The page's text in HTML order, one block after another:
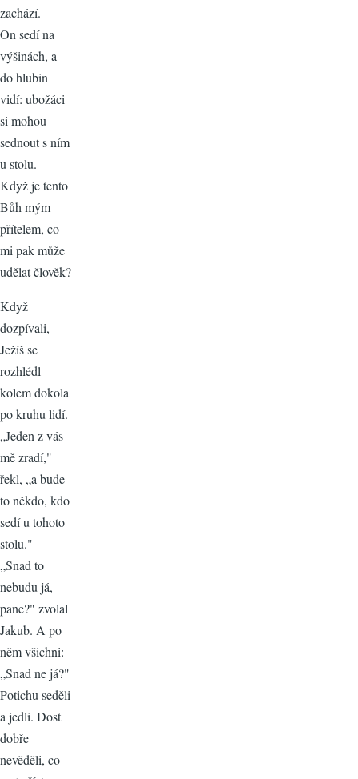
zachází.
On sedí na
výšinách, a
do hlubin
vidí: ubožáci
si mohou
sednout s ním
u stolu.
Když je tento
Bůh mým
přítelem, co
mi pak může
udělat člověk?
Když
dozpívali,
Ježíš se
rozhlédl
kolem dokola
po kruhu lidí.
„Jeden z vás
mě zradí,"
řekl, „a bude
to někdo, kdo
sedí u tohoto
stolu."
„Snad to
nebudu já,
pane?" zvolal
Jakub. A po
něm všichni:
„Snad ne já?"
Potichu seděli
a jedli. Dost
dobře
nevěděli, co